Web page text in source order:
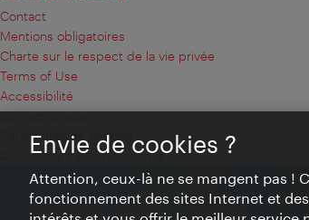
Contact
Mentions obligatoires
Charte sur le respect de la vie privée
Terms of Use
Accessibilité
Contact presse
Paramètres de cookies
© Copyright WienTourismus
Envie de cookies ?
Attention, ceux-là ne se mangent pas !
fonctionnement des sites Internet et